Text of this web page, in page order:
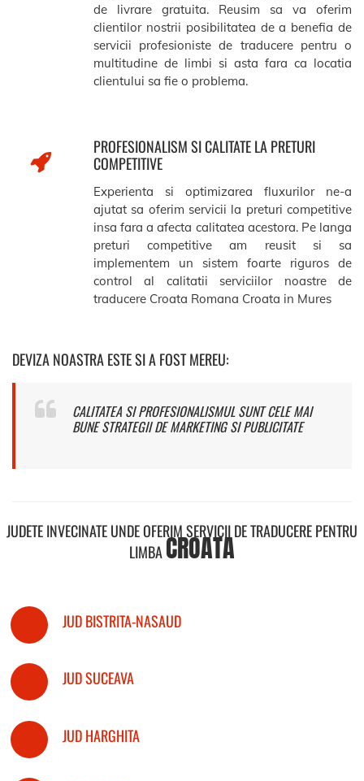
de livrare gratuita. Reusim sa va oferim
clientilor nostrii posibilitatea de a benefia de
servicii profesioniste de traducere pentru o
multitudine de limbi si asta fara ca locatia
clientului sa fie o problema.
PROFESIONALISM SI CALITATE LA PRETURI
COMPETITIVE
Experienta si optimizarea fluxurilor ne-a
ajutat sa oferim servicii la preturi competitive
insa fara a afecta calitatea acestora. Pe langa
preturi competitive am reusit si sa
implementem un sistem foarte riguros de
control al calitatii serviciilor noastre de
traducere Croata Romana Croata in Mures
DEVIZA NOASTRA ESTE SI A FOST MEREU:
CALITATEA SI PROFESIONALISMUL SUNT CELE MAI
BUNE STRATEGII DE MARKETING SI PUBLICITATE
JUDETE INVECINATE UNDE OFERIM SERVICII DE TRADUCERE PENTRU
LIMBACROATA
JUD BISTRITA-NASAUD
JUD SUCEAVA
JUD HARGHITA